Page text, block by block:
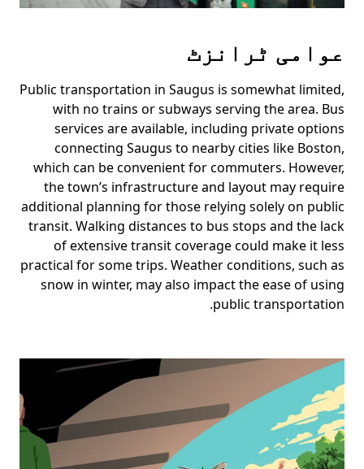
عوامی ٹرانزٹ
Public transportation in Saugus is somewhat limited,
with no trains or subways serving the area. Bus
services are available, including private options
connecting Saugus to nearby cities like Boston,
which can be convenient for commuters. However,
the town’s infrastructure and layout may require
additional planning for those relying solely on public
transit. Walking distances to bus stops and the lack
of extensive transit coverage could make it less
practical for some trips. Weather conditions, such as
snow in winter, may also impact the ease of using
public transportation.